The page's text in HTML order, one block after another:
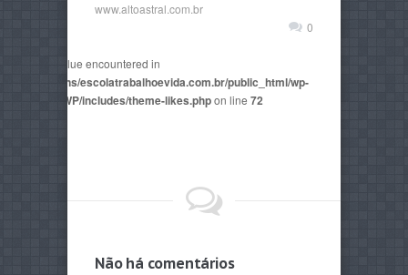
www.altoastral.com.br
0
numeric value encountered in
domains/escolatrabalhoevida.com.br/public_html/wp-
AegaeusWP/includes/theme-likes.phpon line 72
Não há comentários